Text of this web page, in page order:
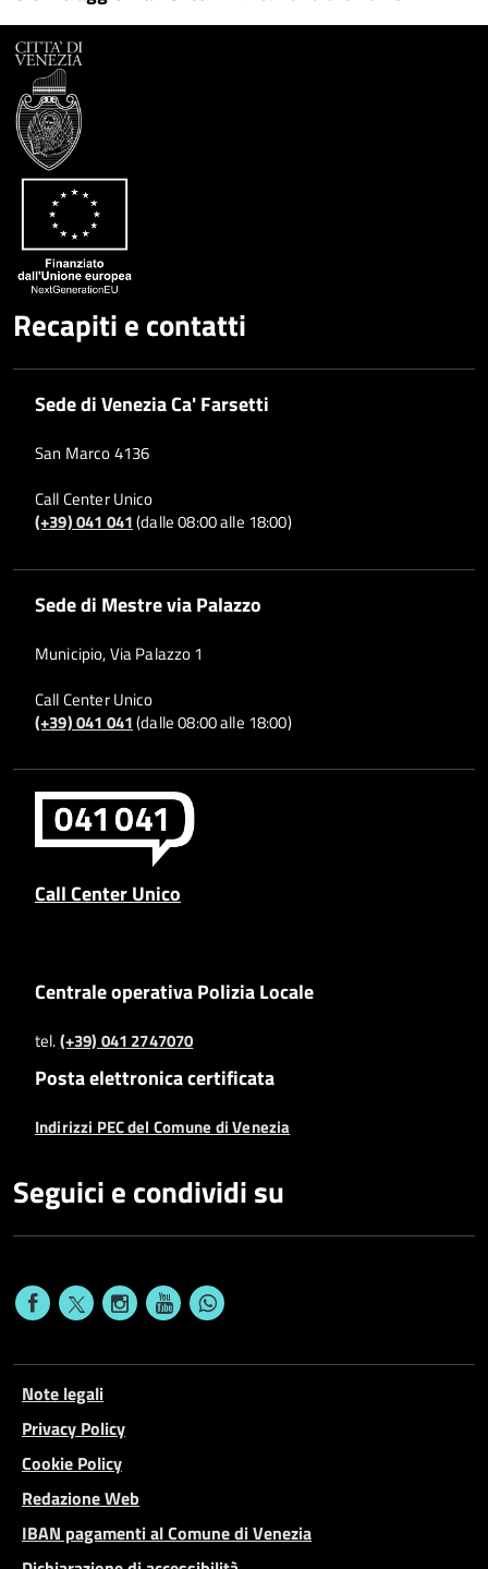
Recapiti e contatti
Sede di Venezia Ca' Farsetti
San Marco 4136
Call Center Unico
(+39) 041 041(dalle 08:00 alle 18:00)
Sede di Mestre via Palazzo
Municipio, Via Palazzo 1
Call Center Unico
(+39) 041 041(dalle 08:00 alle 18:00)
Call Center Unico
Centrale operativa Polizia Locale
tel.(+39) 041 2747070
Posta elettronica certificata
Indirizzi PEC del Comune di Venezia
Seguici e condividi su
Note legali
Privacy Policy
Cookie Policy
Redazione Web
IBAN pagamenti al Comune di Venezia